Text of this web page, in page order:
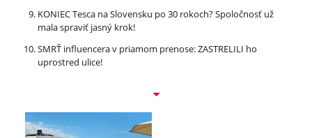
KONIEC Tesca na Slovensku po 30 rokoch? Spoločnosť už
mala spraviť jasný krok!
SMRŤ influencera v priamom prenose: ZASTRELILI ho
uprostred ulice!